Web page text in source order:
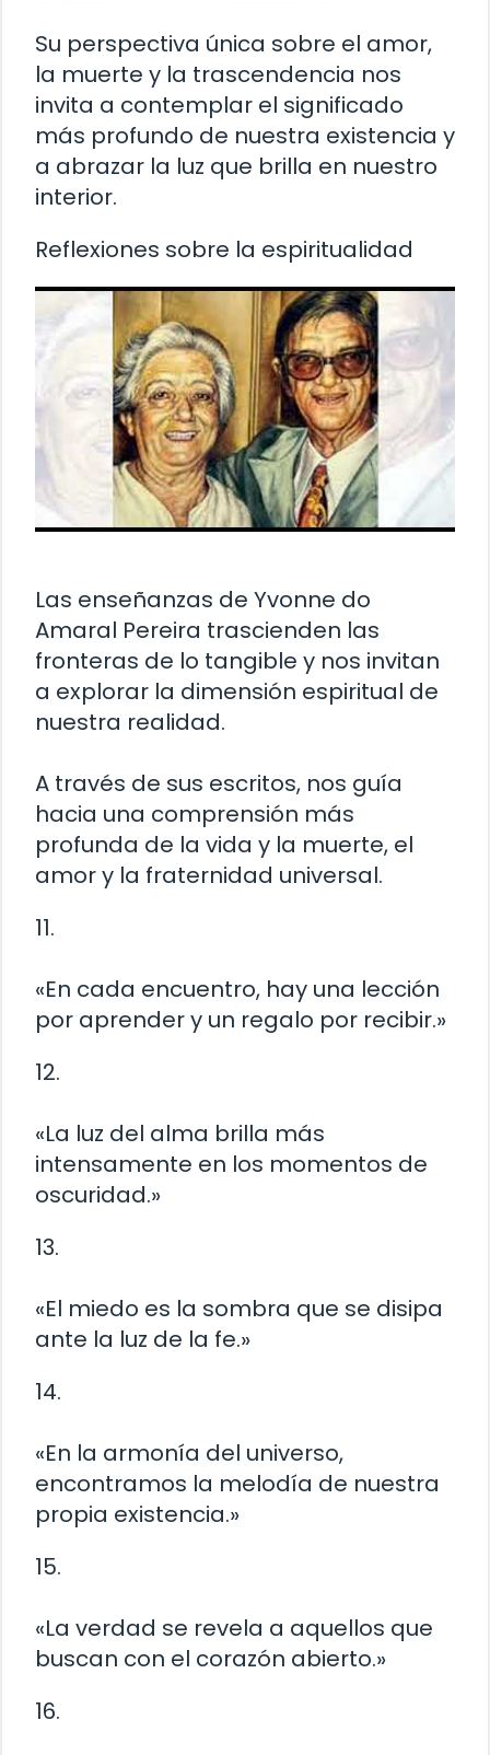
Su perspectiva única sobre el amor,
la muerte y la trascendencia nos
invita a contemplar el significado
más profundo de nuestra existencia y
a abrazar la luz que brilla en nuestro
interior.
Reflexiones sobre la espiritualidad
Las enseñanzas de Yvonne do
Amaral Pereira trascienden las
fronteras de lo tangible y nos invitan
a explorar la dimensión espiritual de
nuestra realidad.
A través de sus escritos, nos guía
hacia una comprensión más
profunda de la vida y la muerte, el
amor y la fraternidad universal.
11.
«En cada encuentro, hay una lección
por aprender y un regalo por recibir.»
12.
«La luz del alma brilla más
intensamente en los momentos de
oscuridad.»
13.
«El miedo es la sombra que se disipa
ante la luz de la fe.»
14.
«En la armonía del universo,
encontramos la melodía de nuestra
propia existencia.»
15.
«La verdad se revela a aquellos que
buscan con el corazón abierto.»
16.